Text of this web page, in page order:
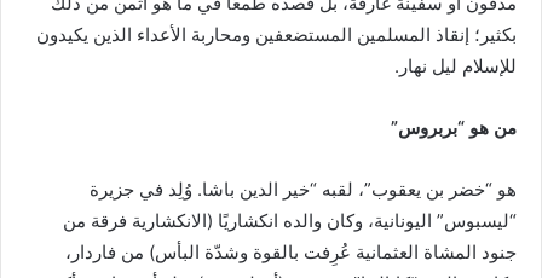
بكثير؛ إنقاذ المسلمين المستضعفين ومحاربة الأعداء الذين يكيدون
للإسلام ليل نهار.
من هو “بربروس”
هو “خضر بن يعقوب”، لقبه “خير الدين باشا. وُلِد في جزيرة
“ليسبوس” اليونانية، وكان والده انكشاريًا (الانكشارية فرقة من
جنود المشاة العثمانية عُرِفت بالقوة وشدّة البأس) من فاردار،